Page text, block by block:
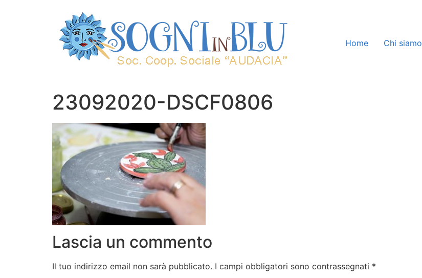
Home Chi siamo
23092020-DSCF0806
Lascia un commento
Il tuo indirizzo email non sarà pubblicato. I campi obbligatori sono contrassegnati *